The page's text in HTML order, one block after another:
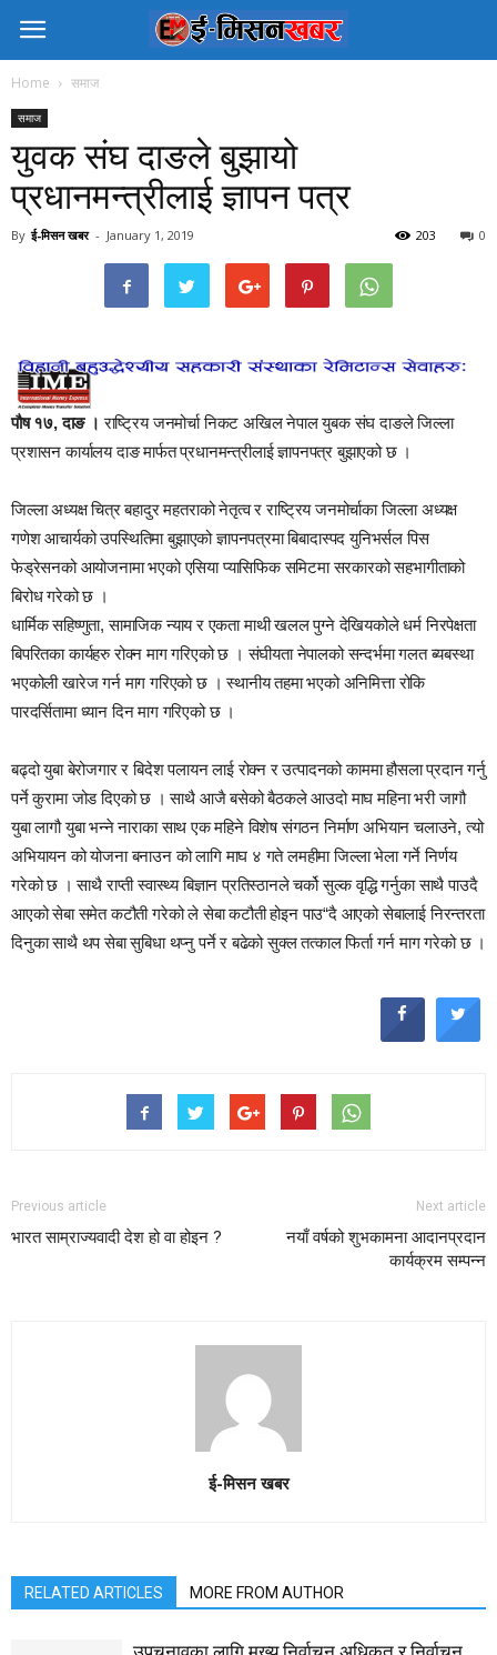
Home समाज
समाज
युवक संघ दाङले बुझायो
प्रधानमन्त्रीलाई ज्ञापन पत्र
By ई-मिसन खबर - January 1, 2019 0
203
पौष १७, दाङ ।राष्ट्रिय जनमोर्चा निकट अखिल नेपाल युबक संघ दाङले जिल्ला
प्रशासन कार्यालय दाङ मार्फत प्रधानमन्त्रीलाई ज्ञापनपत्र बुझाएको छ ।
जिल्ला अध्यक्ष चित्र बहादुर महतराको नेतृत्व र राष्ट्रिय जनमोर्चाका जिल्ला अध्यक्ष
गणेश आचार्यको उपस्थितिमा बुझाएको ज्ञापनपत्रमा बिबादास्पद युनिभर्सल पिस
फेड्रेसनको आयोजनामा भएको एसिया प्यासिफिक समिटमा सरकारको सहभागीताको
बिरोध गरेको छ ।
धार्मिक सहिष्णुता, सामाजिक न्याय र एकता माथी खलल पुग्ने देखियकोले धर्म निरपेक्षता
बिपरितका कार्यहरु रोक्न माग गरिएको छ । संघीयता नेपालको सन्दर्भमा गलत ब्यबस्था
भएकोली खारेज गर्न माग गरिएको छ । स्थानीय तहमा भएको अनिमित्ता रोकि
पारदर्सितामा ध्यान दिन माग गरिएको छ ।
बढ्दो युबा बेरोजगार र बिदेश पलायन लाई रोक्न र उत्पादनको काममा हौसला प्रदान गर्नु
पर्ने कुरामा जोड दिएको छ । साथै आजै बसेको बैठकले आउदो माघ महिना भरी जागौ
युबा लागौ युबा भन्ने नाराका साथ एक महिने विशेष संगठन निर्माण अभियान चलाउने, त्यो
अभियायन को योजना बनाउन को लागि माघ ४ गते लमहीमा जिल्ला भेला गर्ने निर्णय
गरेको छ । साथै राप्ती स्वास्थ्य बिज्ञान प्रतिस्ठानले चर्को सुल्क वृद्धि गर्नुका साथै पाउदै
आएको सेबा समेत कटौती गरेको ले सेबा कटौती होइन पाउ“दै आएको सेबालाई निरन्तरता
दिनुका साथै थप सेबा सुबिधा थप्नु पर्ने र बढेको सुक्ल तत्काल फिर्ता गर्न माग गरेको छ ।
Previous article
भारत साम्राज्यवादी देश हो वा होइन ?
Next article
नयाँ वर्षको शुभकामना आदानप्रदान
कार्यक्रम सम्पन्न
ई-मिसन खबर
RELATED ARTICLES MORE FROM AUTHOR